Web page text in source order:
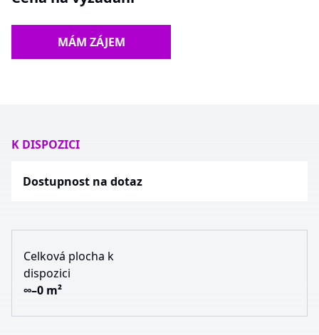
MÁM ZÁJEM
K DISPOZICI
Dostupnost na dotaz
Celková plocha k
dispozici
∞–0 m²